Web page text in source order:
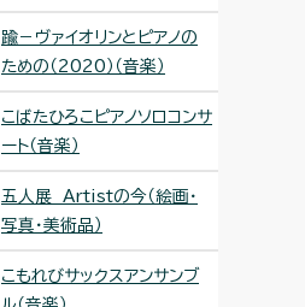
踰－ヴァイオリンとピアノの
ための（2020）（音楽）
こばたひろこピアノソロコンサ
ート（音楽）
五人展 Artistの今（絵画・
写真・美術品）
こもれびサックスアンサンブ